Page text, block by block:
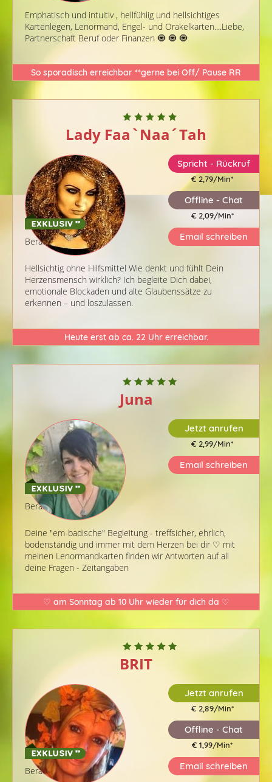
Emphatisch und intuitiv , hellfühlig und hellsichtiges
Kartenlegen, Lenormand, Engel- und Orakelkarten....Liebe,
Partnerschaft Beruf oder Finanzen 🧿 🧿 🧿
So sporadisch erreichbar **gerne bei Off/ Pause RR
Lady Faa`Naa´Tah
Berater-ID: 176
Hellsichtig ohne Hilfsmittel Wie denkt und fühlt Dein
Herzensmensch wirklich? Ich begleite Dich dabei,
emotionale Blockaden und alte Glaubenssätze zu
erkennen – und loszulassen.
Spricht - Rückruf
€ 2,79/Min*
Offline - Chat
€ 2,09/Min*
Email schreiben
Heute erst ab ca. 22 Uhr erreichbar.
Juna
Berater-ID: 509
Deine "em-badische" Begleitung - treffsicher, ehrlich,
bodenständig und immer mit dem Herzen bei dir ♡ mit
meinen Lenormandkarten finden wir Antworten auf all
deine Fragen - Zeitangaben
Jetzt anrufen
€ 2,99/Min*
Email schreiben
♡ am Sonntag ab 10 Uhr wieder für dich da ♡
BRIT
Berater-ID: 295
Jetzt anrufen
€ 2,89/Min*
Offline - Chat
€ 1,99/Min*
Email schreiben